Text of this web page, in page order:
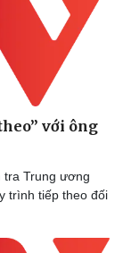
với ông
tra Trung ương
trình tiếp theo đối